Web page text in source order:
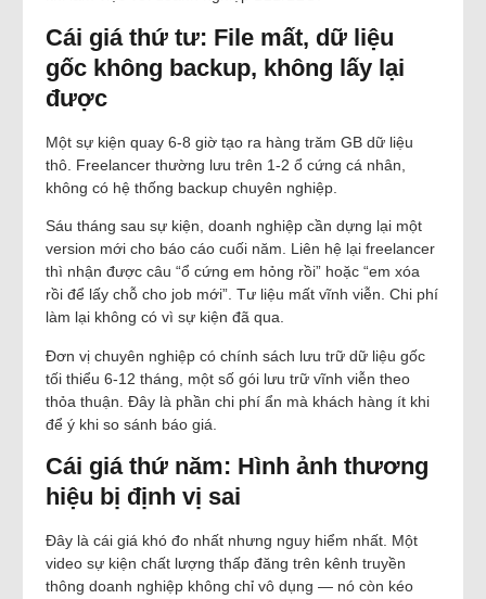
Cái giá thứ tư: File mất, dữ liệu
gốc không backup, không lấy lại
được
Một sự kiện quay 6-8 giờ tạo ra hàng trăm GB dữ liệu
thô. Freelancer thường lưu trên 1-2 ổ cứng cá nhân,
không có hệ thống backup chuyên nghiệp.
Sáu tháng sau sự kiện, doanh nghiệp cần dựng lại một
version mới cho báo cáo cuối năm. Liên hệ lại freelancer
thì nhận được câu “ổ cứng em hỏng rồi” hoặc “em xóa
rồi để lấy chỗ cho job mới”. Tư liệu mất vĩnh viễn. Chi phí
làm lại không có vì sự kiện đã qua.
Đơn vị chuyên nghiệp có chính sách lưu trữ dữ liệu gốc
tối thiểu 6-12 tháng, một số gói lưu trữ vĩnh viễn theo
thỏa thuận. Đây là phần chi phí ẩn mà khách hàng ít khi
để ý khi so sánh báo giá.
Cái giá thứ năm: Hình ảnh thương
hiệu bị định vị sai
Đây là cái giá khó đo nhất nhưng nguy hiểm nhất. Một
video sự kiện chất lượng thấp đăng trên kênh truyền
thông doanh nghiệp không chỉ vô dụng — nó còn kéo